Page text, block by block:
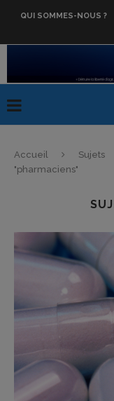
QUI SOMMES-NOUS ?
Accueil Sujets
"pharmaciens"